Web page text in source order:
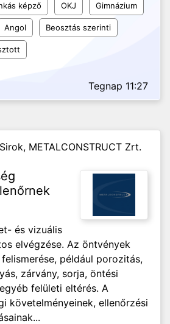
képző OKJ Gimnázium
Angol Beosztás szerinti
Tegnap 11:27
Sirok, METALCONSTRUCT Zrt.
és vizuális
elvégzése. Az öntvények
például porozitás,
zárvány, sorja, öntési
felületi eltérés. A
követelményeinek, ellenőrzési